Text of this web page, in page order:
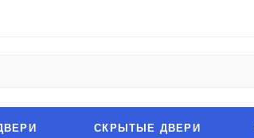
СКРЫТЫЕ ДВЕРИ